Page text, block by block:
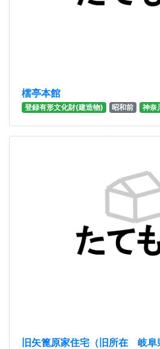
檑亭本館
登録有形文化財(建造物) 昭和前 神奈
旧矢篦原家住宅（旧所在 岐阜